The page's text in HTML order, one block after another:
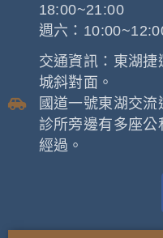
18:00~21:00
週六：
交通資訊：東湖
城斜對面。
國道一號東湖交流
診所旁邊有多座公
經過。